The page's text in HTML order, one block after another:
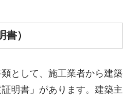
）
として、施工業者から建築
明書」があります。建築主